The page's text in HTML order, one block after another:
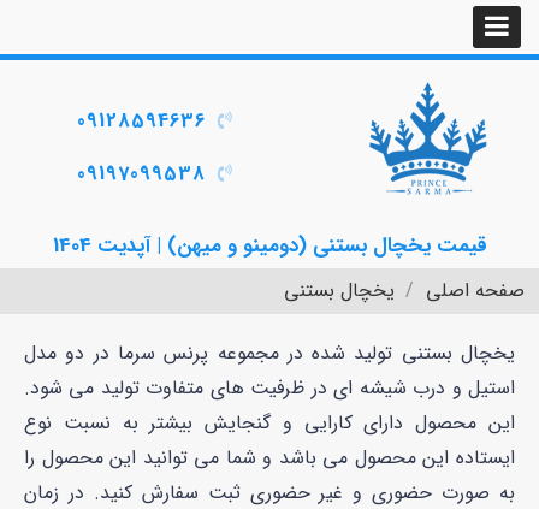
قیمت یخچال بستنی (دومینو و میهن) | آپدیت 1404
09128594636
09197099538
صفحه اصلی یخچال بستنی
یخچال بستنی تولید شده در مجموعه پرنس سرما در دو مدل
استیل و درب شیشه ای در ظرفیت های متفاوت تولید می شود.
این محصول دارای کارایی و گنجایش بیشتر به نسبت نوع
ایستاده این محصول می باشد و شما می توانید این محصول را
به صورت حضوری و غیر حضوری ثبت سفارش کنید. در زمان